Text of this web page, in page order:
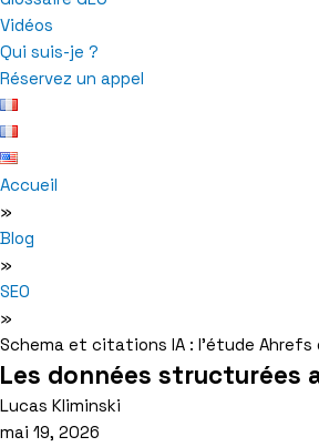
Vidéos
Qui suis-je ?
Réservez un appel
Accueil
»
Blog
»
SEO
»
Schema et citations IA : l’étude Ahrefs
Les données structurées
Lucas Kliminski
mai 19, 2026